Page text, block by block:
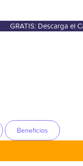
GRATIS: Descarga el
Beneficios